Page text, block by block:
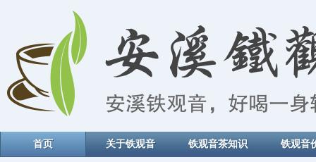
首页 关于铁观音 铁观音茶知识 铁观音